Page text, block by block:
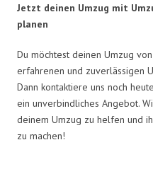
Jetzt deinen Umzug mit
planen
Du möchtest deinen Umzug
erfahrenen und zuverlässigen
Dann kontaktiere uns noch
ein unverbindliches Angebot.
deinem Umzug zu helfen und
zu machen!